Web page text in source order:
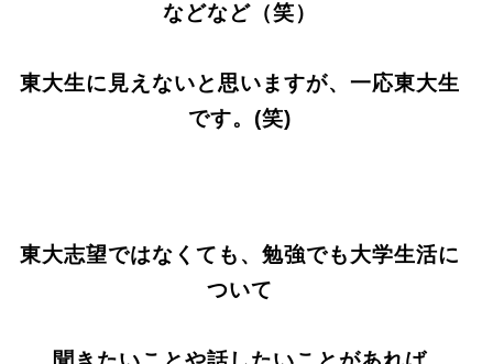
などなど（笑）
東大生に見えないと思いますが、一応東大生
です。(笑)
東大志望ではなくても、勉強でも大学生活に
ついて